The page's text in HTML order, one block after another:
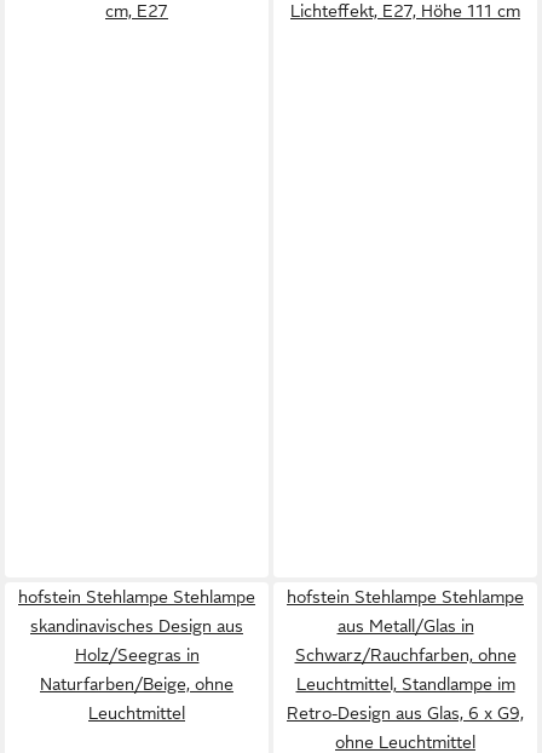
cm, E27
Lichteffekt, E27, Höhe 111 cm
hofstein Stehlampe Stehlampe
skandinavisches Design aus
Holz/Seegras in
Naturfarben/Beige, ohne
Leuchtmittel
hofstein Stehlampe Stehlampe
aus Metall/Glas in
Schwarz/Rauchfarben, ohne
Leuchtmittel, Standlampe im
Retro-Design aus Glas, 6 x G9,
ohne Leuchtmittel